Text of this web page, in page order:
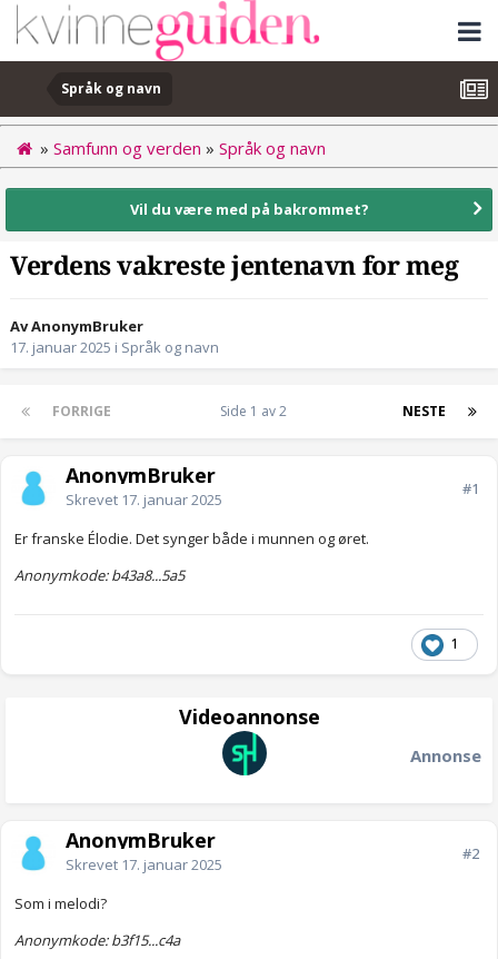
Språk og navn
» Samfunn og verden » Språk og navn
Vil du være med på bakrommet?
Verdens vakreste jentenavn for meg
Av AnonymBruker
17. januar 2025 i Språk og navn
FORRIGE NESTE
Side 1 av 2
AnonymBruker
Skrevet 17. januar 2025
#1
Er franske Élodie. Det synger både i munnen og øret.
Anonymkode: b43a8...5a5
1
Videoannonse
Annonse
AnonymBruker
Skrevet 17. januar 2025
#2
Som i melodi?
Anonymkode: b3f15...c4a